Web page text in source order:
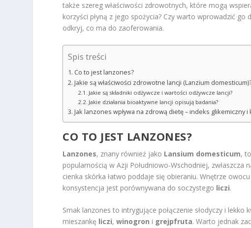
także szereg właściwości zdrowotnych, które mogą
korzyści płyną z jego spożycia? Czy warto wprowadzić
odkryj, co ma do zaoferowania.
Spis treści
Co to jest lanzones?
Jakie są właściwości zdrowotne lancji (Lanzium
Jakie są składniki odżywcze i wartości odżywcze lancji?
Jakie działania bioaktywne lancji opisują badania?
Jak lanzones wpływa na zdrową dietę – indeks glikemiczny
CO TO JEST LANZONES?
Lanzones, znany również jako Lansium domesticum,
popularnością w Azji Południowo-Wschodniej, zwłaszcza
cienka skórka łatwo poddaje się obieraniu. Wnętrze
konsystencja jest porównywana do soczystego liczi.
Smak lanzones to intrygujące połączenie słodyczy i
mieszankę liczi,winogron i grejpfruta. Warto jednak